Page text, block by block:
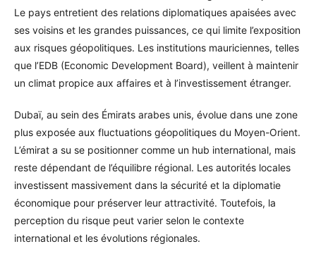
Le pays entretient des relations diplomatiques apaisées avec
ses voisins et les grandes puissances, ce qui limite l’exposition
aux risques géopolitiques. Les institutions mauriciennes, telles
que l’EDB (Economic Development Board), veillent à maintenir
un climat propice aux affaires et à l’investissement étranger.
Dubaï, au sein des Émirats arabes unis, évolue dans une zone
plus exposée aux fluctuations géopolitiques du Moyen-Orient.
L’émirat a su se positionner comme un hub international, mais
reste dépendant de l’équilibre régional. Les autorités locales
investissent massivement dans la sécurité et la diplomatie
économique pour préserver leur attractivité. Toutefois, la
perception du risque peut varier selon le contexte
international et les évolutions régionales.